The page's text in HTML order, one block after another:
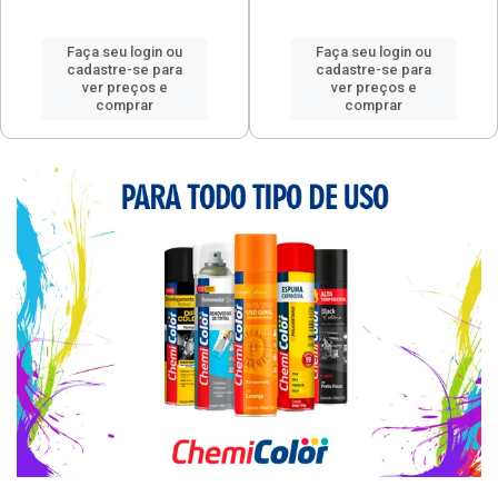
Faça seu login ou
cadastre-se para
ver preços e
comprar
Faça seu login ou
cadastre-se para
ver preços e
comprar